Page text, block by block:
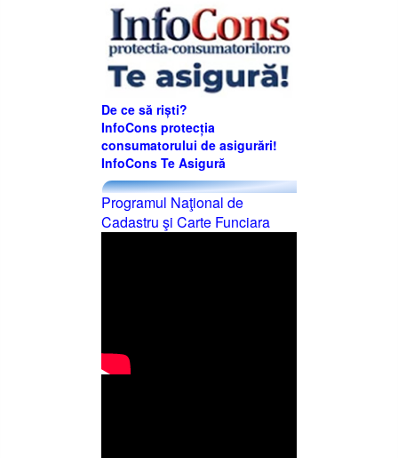
De ce să riști?
InfoCons protecția
consumatorului de asigurări!
InfoCons Te Asigură
Programul Naţional de
Cadastru şi Carte Funciara